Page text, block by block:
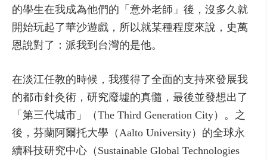
的學生在我成為他們的「意外老師」後，沒多久就
開始玩起了華沙遊戲，所以就某種程度來說，史萬
恩說對了：派我到台灣的是他。
在淡江任教的時候，我獲得了全面的支持來發展我
的都市針灸術，研究廢墟的真髓，最後並發想出了
「第三代城市」（The Third Generation City）。之
後，芬蘭阿爾托大學（Aalto University）的全球永
續科技研究中心（Sustainable Global Technologies